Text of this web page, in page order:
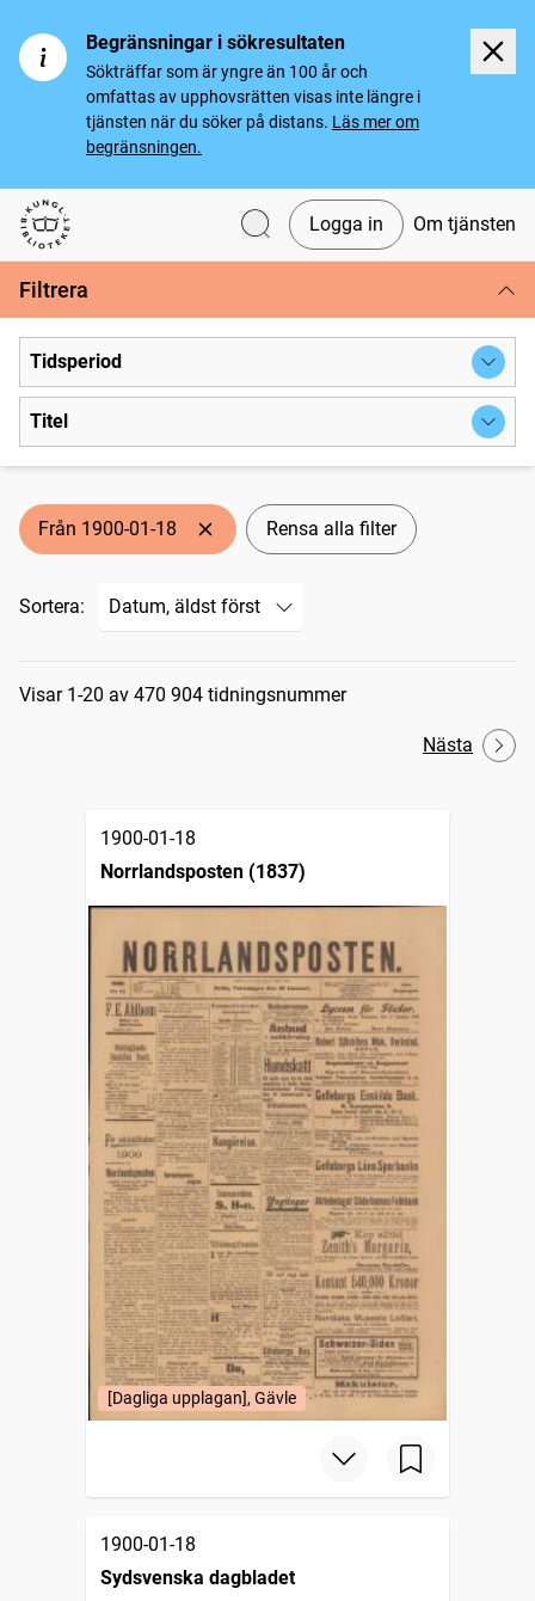
Begränsningar i sökresultaten
Sökträffar som är yngre än 100 år och
omfattas av upphovsrätten visas inte längre i
tjänsten när du söker på distans. Läs mer om
begränsningen.
Svenska tidningar
Logga in Om tjänsten
Filtrera
Tidsperiod
Titel
Från 1900-01-18 Rensa alla filter
Sortera:
Sökresultat
Visar 1-20 av 470 904 tidningsnummer
Nästa
1900-01-18
Norrlandsposten (1837)
[Dagliga upplagan], Gävle
1900-01-18
Sydsvenska dagbladet